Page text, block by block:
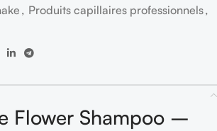
, Produits capillaires professionnels,
Flower Shampoo –